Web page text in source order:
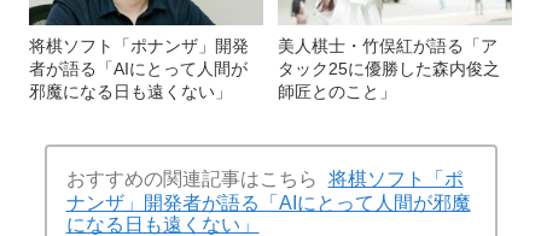
将棋ソフト「ポナンザ」開発
者が語る「AIにとって人間が
邪魔になる日も遠くない」
美人棋士・竹俣紅が語る「ア
タック25に優勝した森内俊之
師匠とのこと」
おすすめの関連記事はこちら
将棋ソフト「ポ
ナンザ」開発者が語る「AIにとって人間が邪魔
になる日も遠くない」